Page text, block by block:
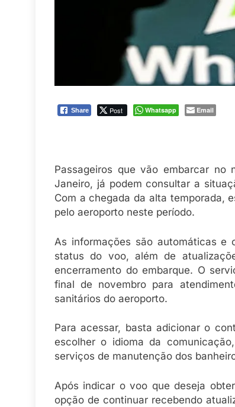
Share Post Whatsapp Email
Passageiros que vão embarcar no
Janeiro, já podem consultar a
Com a chegada da alta temporada,
pelo aeroporto neste período.
As informações são automáticas e
status do voo, além de
encerramento do embarque. O
final de novembro para
sanitários do aeroporto.
Para acessar, basta adicionar o
escolher o idioma da
serviços de manutenção dos
Após indicar o voo que deseja
opção de continuar recebendo